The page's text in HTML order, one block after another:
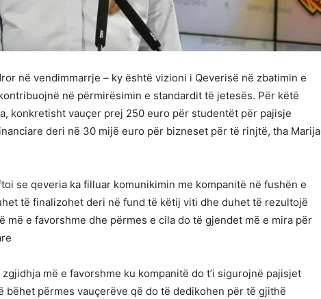
në vendimmarrje – ky është vizioni i Qeverisë në zbatimin e
në përmirësimin e standardit të jetesës. Për këtë
konkretisht vauçer prej 250 euro për studentët për pajisje
deri në 30 mijë euro për bizneset për të rinjtë, tha Marija
se qeveria ka filluar komunikimin me kompanitë në fushën e
të finalizohet deri në fund të këtij viti dhe duhet të rezultojë
më e favorshme dhe përmes e cila do të gjendet më e mira për
më e favorshme ku kompanitë do t’i sigurojnë pajisjet
bëhet përmes vauçerëve që do të dedikohen për të gjithë